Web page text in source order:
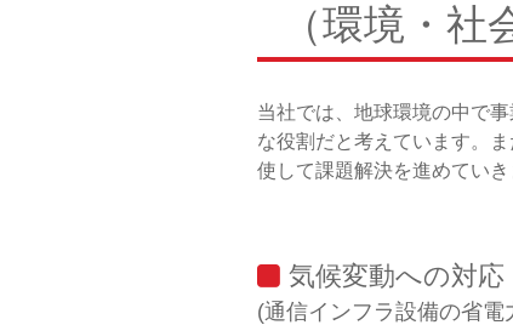
（環境・社
当社では、地球環境の中で
な役割だと考えています。
使して課題解決を進めていき
気候変動への対応
(通信インフラ設備の省